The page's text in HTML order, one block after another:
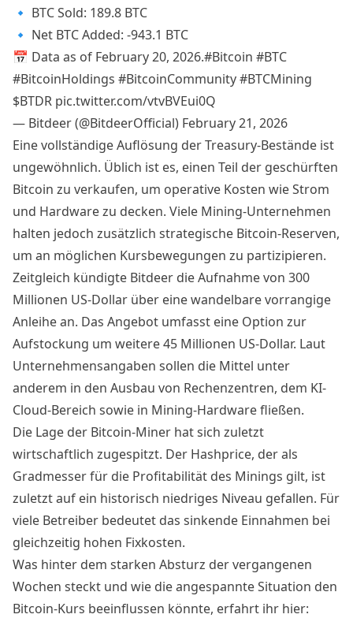
🔹 BTC Sold: 189.8 BTC
🔹 Net BTC Added: -943.1 BTC
📅 Data as of February 20, 2026.#Bitcoin #BTC
#BitcoinHoldings #BitcoinCommunity#BTCMining
$BTDR pic.twitter.com/vtvBVEui0Q
— Bitdeer (@BitdeerOfficial) February 21, 2026
Eine vollständige Auflösung der Treasury-Bestände ist
ungewöhnlich. Üblich ist es, einen Teil der geschürften
Bitcoin zu verkaufen, um operative Kosten wie Strom
und Hardware zu decken. Viele Mining-Unternehmen
halten jedoch zusätzlich strategische Bitcoin-Reserven,
um an möglichen Kursbewegungen zu partizipieren.
Zeitgleich kündigte Bitdeer die Aufnahme von 300
Millionen US-Dollar über eine wandelbare vorrangige
Anleihe an. Das Angebot umfasst eine Option zur
Aufstockung um weitere 45 Millionen US-Dollar. Laut
Unternehmensangaben sollen die Mittel unter
anderem in den Ausbau von Rechenzentren, dem KI-
Cloud-Bereich sowie in Mining-Hardware fließen.
Die Lage der Bitcoin-Miner hat sich zuletzt
wirtschaftlich zugespitzt. Der Hashprice, der als
Gradmesser für die Profitabilität des Minings gilt, ist
zuletzt auf ein historisch niedriges Niveau gefallen. Für
viele Betreiber bedeutet das sinkende Einnahmen bei
gleichzeitig hohen Fixkosten.
Was hinter dem starken Absturz der vergangenen
Wochen steckt und wie die angespannte Situation den
Bitcoin-Kurs beeinflussen könnte, erfahrt ihr hier: